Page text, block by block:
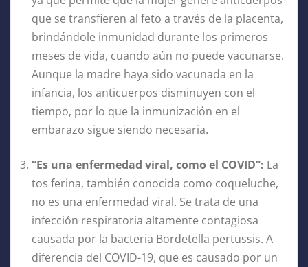
que se transfieren al feto a través de la placenta,
brindándole inmunidad durante los primeros
meses de vida, cuando aún no puede vacunarse.
Aunque la madre haya sido vacunada en la
infancia, los anticuerpos disminuyen con el
tiempo, por lo que la inmunización en el
embarazo sigue siendo necesaria.
“Es una enfermedad viral, como el COVID”: La
tos ferina, también conocida como coqueluche,
no es una enfermedad viral. Se trata de una
infección respiratoria altamente contagiosa
causada por la bacteria Bordetella pertussis. A
diferencia del COVID-19, que es causado por un